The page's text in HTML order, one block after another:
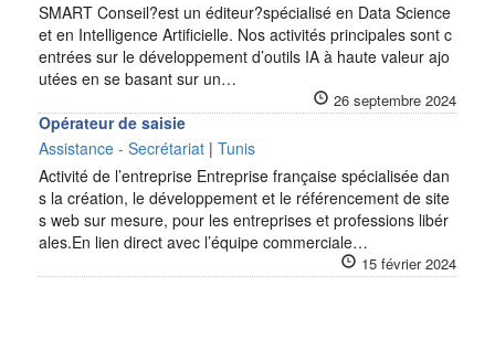
SMART Conseil?est un éditeur?spécialisé en Data Science
et en Intelligence Artificielle. Nos activités principales sont c
entrées sur le développement d’outils IA à haute valeur ajo
utées en se basant sur un…
26 septembre 2024
Opérateur de saisie
Assistance - Secrétariat | Tunis
Activité de l’entreprise Entreprise française spécialisée dan
s la création, le développement et le référencement de site
s web sur mesure, pour les entreprises et professions libér
ales.En lien direct avec l’équipe commerciale…
15 février 2024